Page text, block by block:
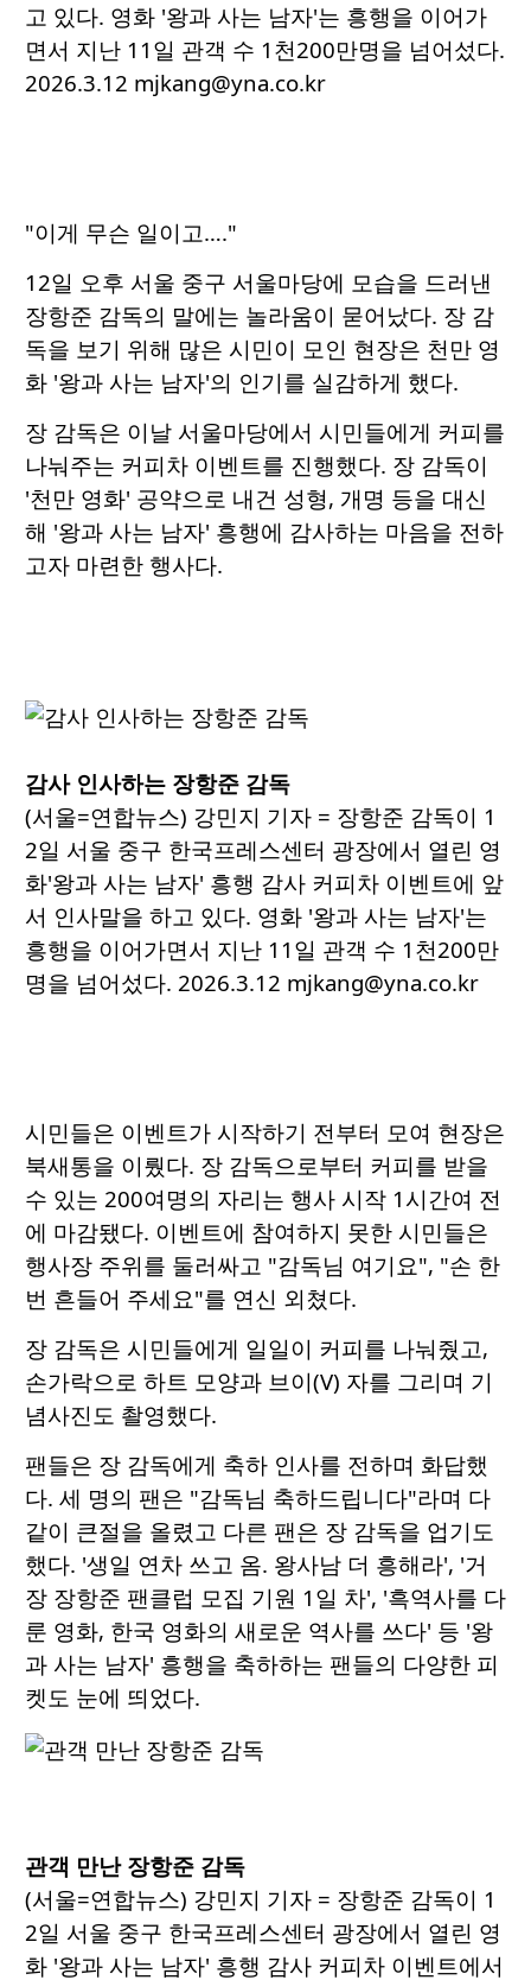
고 있다. 영화 '왕과 사는 남자'는 흥행을 이어가
면서 지난 11일 관객 수 1천200만명을 넘어섰다.
2026.3.12 mjkang@yna.co.kr
"이게 무슨 일이고…."
12일 오후 서울 중구 서울마당에 모습을 드러낸
장항준 감독의 말에는 놀라움이 묻어났다. 장 감
독을 보기 위해 많은 시민이 모인 현장은 천만 영
화 '왕과 사는 남자'의 인기를 실감하게 했다.
장 감독은 이날 서울마당에서 시민들에게 커피를
나눠주는 커피차 이벤트를 진행했다. 장 감독이
'천만 영화' 공약으로 내건 성형, 개명 등을 대신
해 '왕과 사는 남자' 흥행에 감사하는 마음을 전하
고자 마련한 행사다.
감사 인사하는 장항준 감독
(서울=연합뉴스) 강민지 기자 = 장항준 감독이 1
2일 서울 중구 한국프레스센터 광장에서 열린 영
화'왕과 사는 남자' 흥행 감사 커피차 이벤트에 앞
서 인사말을 하고 있다. 영화 '왕과 사는 남자'는
흥행을 이어가면서 지난 11일 관객 수 1천200만
명을 넘어섰다. 2026.3.12 mjkang@yna.co.kr
시민들은 이벤트가 시작하기 전부터 모여 현장은
북새통을 이뤘다. 장 감독으로부터 커피를 받을
수 있는 200여명의 자리는 행사 시작 1시간여 전
에 마감됐다. 이벤트에 참여하지 못한 시민들은
행사장 주위를 둘러싸고 "감독님 여기요", "손 한
번 흔들어 주세요"를 연신 외쳤다.
장 감독은 시민들에게 일일이 커피를 나눠줬고,
손가락으로 하트 모양과 브이(V) 자를 그리며 기
념사진도 촬영했다.
팬들은 장 감독에게 축하 인사를 전하며 화답했
다. 세 명의 팬은 "감독님 축하드립니다"라며 다
같이 큰절을 올렸고 다른 팬은 장 감독을 업기도
했다. '생일 연차 쓰고 옴. 왕사남 더 흥해라', '거
장 장항준 팬클럽 모집 기원 1일 차', '흑역사를 다
룬 영화, 한국 영화의 새로운 역사를 쓰다' 등 '왕
과 사는 남자' 흥행을 축하하는 팬들의 다양한 피
켓도 눈에 띄었다.
관객 만난 장항준 감독
(서울=연합뉴스) 강민지 기자 = 장항준 감독이 1
2일 서울 중구 한국프레스센터 광장에서 열린 영
화 '왕과 사는 남자' 흥행 감사 커피차 이벤트에서